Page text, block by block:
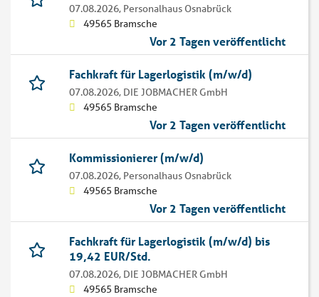
07.08.2026, Personalhaus Osnabrück
49565 Bramsche
Vor 2 Tagen veröffentlicht
Fachkraft für Lagerlogistik (m/w/d)
07.08.2026, DIE JOBMACHER GmbH
49565 Bramsche
Vor 2 Tagen veröffentlicht
Kommissionierer (m/w/d)
07.08.2026, Personalhaus Osnabrück
49565 Bramsche
Vor 2 Tagen veröffentlicht
Fachkraft für Lagerlogistik (m/w/d) bis
19,42 EUR/Std.
07.08.2026, DIE JOBMACHER GmbH
49565 Bramsche